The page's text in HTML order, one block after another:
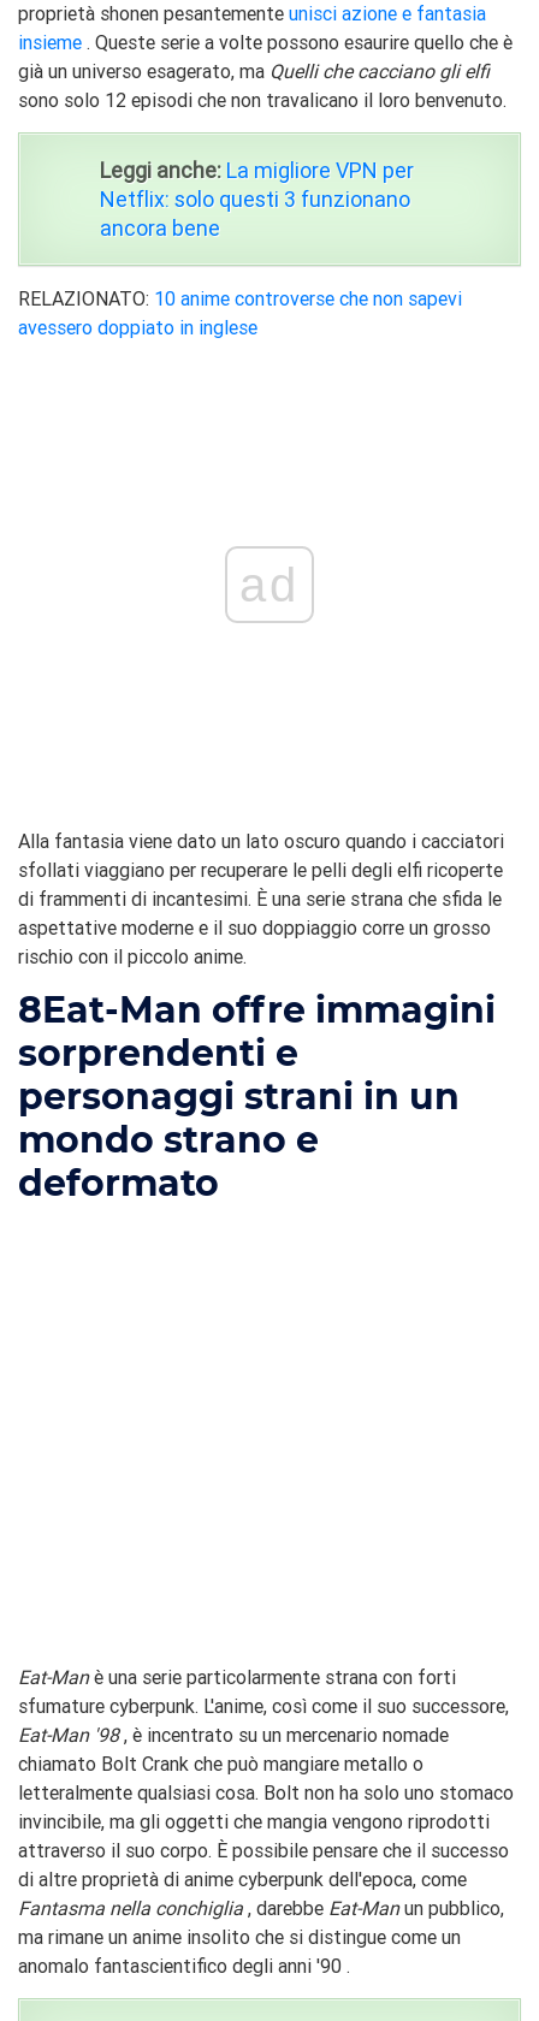
proprietà shonen pesantemente unisci azione e fantasia
insieme . Queste serie a volte possono esaurire quello che è
già un universo esagerato, ma Quelli che cacciano gli elfi
sono solo 12 episodi che non travalicano il loro benvenuto.
Leggi anche: La migliore VPN per
Netflix: solo questi 3 funzionano
ancora bene
RELAZIONATO: 10 anime controverse che non sapevi
avessero doppiato in inglese
ad
Alla fantasia viene dato un lato oscuro quando i cacciatori
sfollati viaggiano per recuperare le pelli degli elfi ricoperte
di frammenti di incantesimi. È una serie strana che sfida le
aspettative moderne e il suo doppiaggio corre un grosso
rischio con il piccolo anime.
8Eat-Man offre immagini
sorprendenti e
personaggi strani in un
mondo strano e
deformato
Eat-Man è una serie particolarmente strana con forti
sfumature cyberpunk. L'anime, così come il suo successore,
Eat-Man '98 , è incentrato su un mercenario nomade
chiamato Bolt Crank che può mangiare metallo o
letteralmente qualsiasi cosa. Bolt non ha solo uno stomaco
invincibile, ma gli oggetti che mangia vengono riprodotti
attraverso il suo corpo. È possibile pensare che il successo
di altre proprietà di anime cyberpunk dell'epoca, come
Fantasma nella conchiglia , darebbe Eat-Man un pubblico,
ma rimane un anime insolito che si distingue come un
anomalo fantascientifico degli anni '90 .